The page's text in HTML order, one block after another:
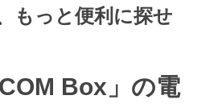
もっと便利に探せ
Box」の電